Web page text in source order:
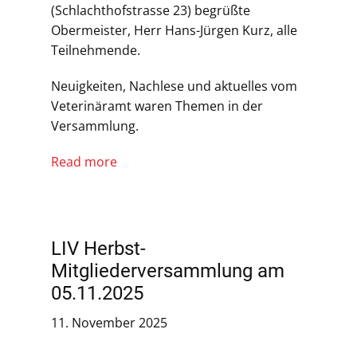
(Schlachthofstrasse 23) begrüßte
Obermeister, Herr Hans-Jürgen Kurz, alle
Teilnehmende.
Neuigkeiten, Nachlese und aktuelles vom
Veterinäramt waren Themen in der
Versammlung.
Read more
LIV Herbst-
Mitgliederversammlung am
05.11.2025
11. November 2025